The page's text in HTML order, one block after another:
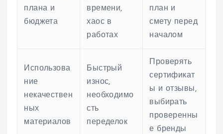
плана и
бюджета
времени,
хаос в
работах
план и
смету перед
началом
Использова
ние
некачествен
ных
материалов
Быстрый
износ,
необходимо
сть
переделок
Проверять
сертификат
ы и отзывы,
выбирать
проверенны
е бренды